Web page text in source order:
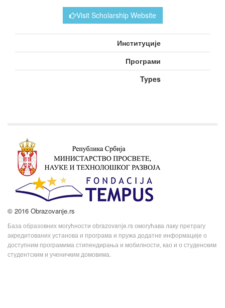
Visit Scholarship Website
Институције
Програми
Types
© 2016 Obrazovanje.rs
База образовних могућности obrazovanje.rs омогућава лаку претрагу
акредитованих установа и програма и пружа додатне информације о
доступним програмима стипендирања и мобилности, као и о студенским
студентским и ученичким домовима.